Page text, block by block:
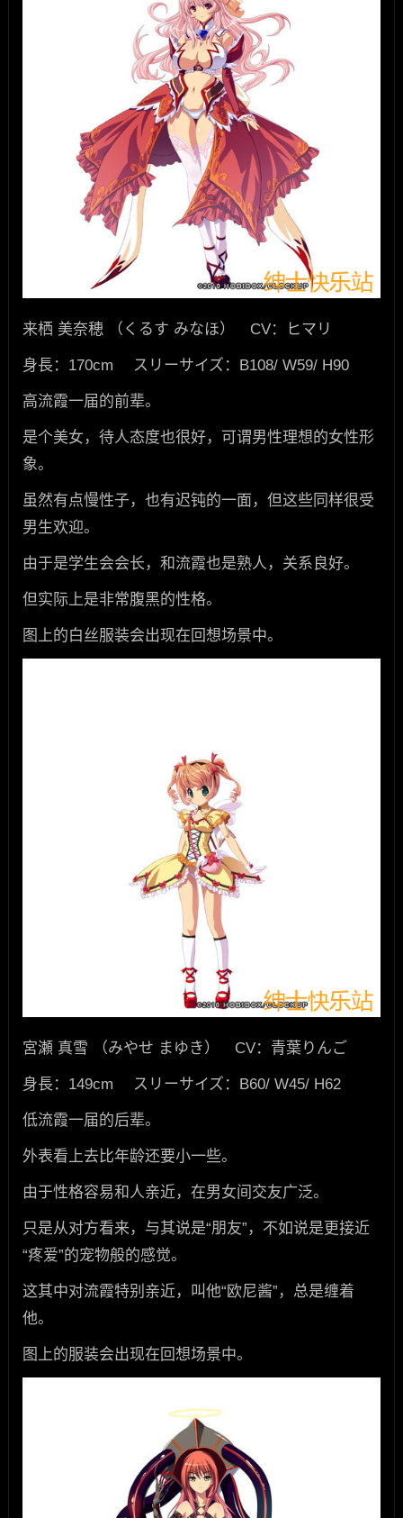
来栖 美奈穂 （くるす みなほ） CV：ヒマリ
身長：170cm スリーサイズ：B108/ W59/ H90
高流霞一届的前辈。
是个美女，待人态度也很好，可谓男性理想的女性形
象。
虽然有点慢性子，也有迟钝的一面，但这些同样很受
男生欢迎。
由于是学生会会长，和流霞也是熟人，关系良好。
但实际上是非常腹黑的性格。
图上的白丝服装会出现在回想场景中。
宮瀬 真雪 （みやせ まゆき） CV：青葉りんご
身長：149cm スリーサイズ：B60/ W45/ H62
低流霞一届的后辈。
外表看上去比年龄还要小一些。
由于性格容易和人亲近，在男女间交友广泛。
只是从对方看来，与其说是“朋友”，不如说是更接近
“疼爱”的宠物般的感觉。
这其中对流霞特别亲近，叫他“欧尼酱”，总是缠着
他。
图上的服装会出现在回想场景中。